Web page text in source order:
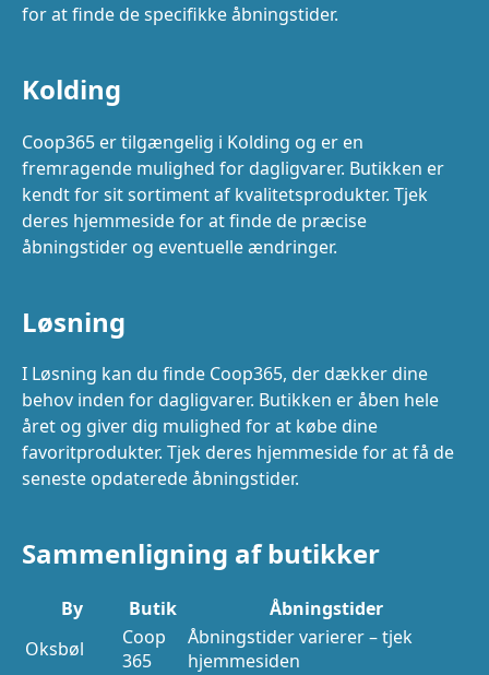
for at finde de specifikke åbningstider.
Kolding
Coop365 er tilgængelig i Kolding og er en
fremragende mulighed for dagligvarer. Butikken er
kendt for sit sortiment af kvalitetsprodukter. Tjek
deres hjemmeside for at finde de præcise
åbningstider og eventuelle ændringer.
Løsning
I Løsning kan du finde Coop365, der dækker dine
behov inden for dagligvarer. Butikken er åben hele
året og giver dig mulighed for at købe dine
favoritprodukter. Tjek deres hjemmeside for at få de
seneste opdaterede åbningstider.
Sammenligning af butikker
By Butik
Åbningstider
Oksbøl
Coop
365
Åbningstider varierer – tjek
hjemmesiden